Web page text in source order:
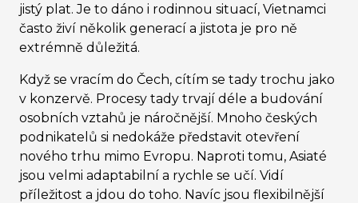
jistý plat. Je to dáno i rodinnou situací, Vietnamci
často živí několik generací a jistota je pro ně
extrémně důležitá.
Když se vracím do Čech, cítím se tady trochu jako
v konzervě. Procesy tady trvají déle a budování
osobních vztahů je náročnější. Mnoho českých
podnikatelů si nedokáže představit otevření
nového trhu mimo Evropu. Naproti tomu, Asiaté
jsou velmi adaptabilní a rychle se učí. Vidí
příležitost a jdou do toho. Navíc jsou flexibilnější